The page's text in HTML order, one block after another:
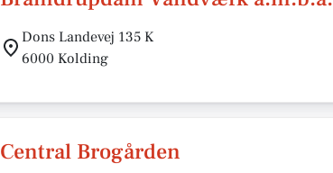
Dons Landevej 135 K
6000 Kolding
Central Brogården